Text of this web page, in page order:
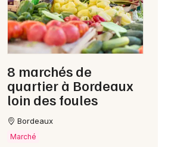
Je m'abonne
8 marchés de
quartier à Bordeaux
loin des foules
Bordeaux
Marché